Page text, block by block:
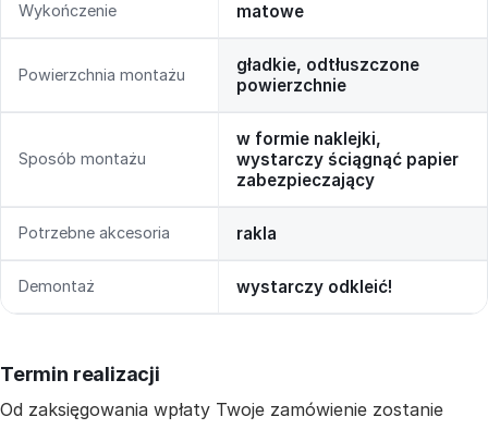
Wykończenie matowe
Powierzchnia montażu
gładkie, odtłuszczone
powierzchnie
Sposób montażu
w formie naklejki,
wystarczy ściągnąć papier
zabezpieczający
Potrzebne akcesoria rakla
Demontaż wystarczy odkleić!
Termin realizacji
Od zaksięgowania wpłaty Twoje zamówienie zostanie